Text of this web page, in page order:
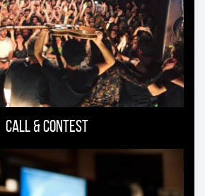
Call & Contest